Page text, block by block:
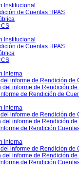
Institucional
de Cuentas HPAS
Institucional
de Cuentas HPAS
Interna
informe de Rendición de
del informe de Rendición
de Rendición de
Interna
informe de Rendición de
del informe de Rendición
de Rendición
Interna
informe de Rendición de
del informe de Rendición
de Rendición